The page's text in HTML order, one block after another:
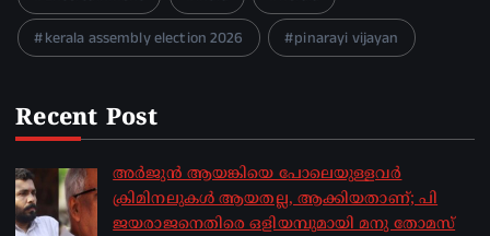
kerala assembly election 2026
pinarayi vijayan
Recent Post
അർജുൻ ആയങ്കിയെ പോലെയുള്ളവർ
ക്രിമിനലുകൾ ആയതല്ല, ആക്കിയതാണ്; പി
ജയരാജനെതിരെ ഒളിയമ്പുമായി മനു തോമസ്